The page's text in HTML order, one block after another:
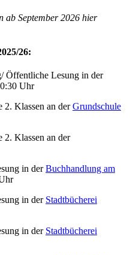
ab September 2026 hier
26:
Öffentliche Lesung in der
Uhr
2. Klassen an derGrundschule
2. Klassen an der
in derBuchhandlung am
in der Stadtbücherei
in der Stadtbücherei